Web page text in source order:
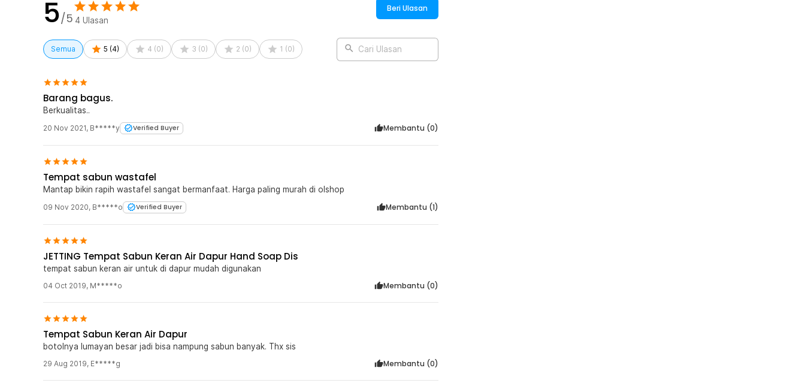
5/5 4 Ulasan
Beri Ulasan
Semua 5 (4) 4 (0) 3 (0) 2 (0) 1 (0) Cari Ulasan
Barang bagus.
Berkualitas..
20 Nov 2021, B*****y Verified Buyer Membantu (0)
Tempat sabun wastafel
Mantap bikin rapih wastafel sangat bermanfaat. Harga paling murah di olshop
09 Nov 2020, B*****o Verified Buyer Membantu (1)
JETTING Tempat Sabun Keran Air Dapur Hand Soap Dis
tempat sabun keran air untuk di dapur mudah digunakan
04 Oct 2019, M*****o Membantu (0)
Tempat Sabun Keran Air Dapur
botolnya lumayan besar jadi bisa nampung sabun banyak. Thx sis
29 Aug 2019, E*****g Membantu (0)